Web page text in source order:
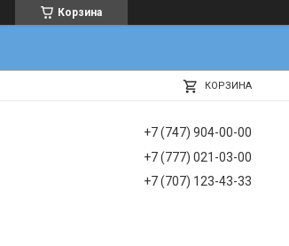
Корзина
КОРЗИНА
+7 (747) 904-00-00
+7 (777) 021-03-00
+7 (707) 123-43-33